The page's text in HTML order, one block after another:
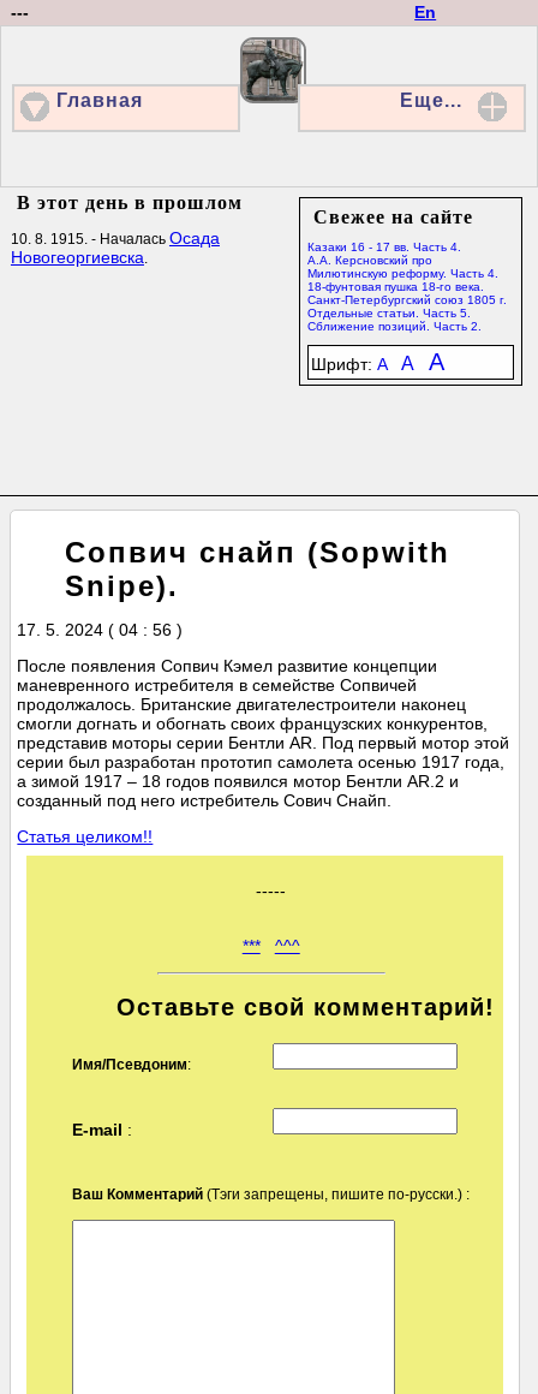
En
---
Главная Еще...
Свежее на сайте
Казаки 16 - 17 вв. Часть 4.
А.А. Керсновский про
Милютинскую реформу. Часть 4.
18-фунтовая пушка 18-го века.
Санкт-Петербургский союз 1805 г.
Отдельные статьи. Часть 5.
Сближение позиций. Часть 2.
Шрифт: A A A
В этот день в прошлом
10. 8. 1915. - Началась Осада
Новогеоргиевска.
Сопвич снайп (Sopwith
Snipe).
17. 5. 2024 ( 04 : 56 )
После появления Сопвич Кэмел развитие концепции
маневренного истребителя в семействе Сопвичей
продолжалось. Британские двигателестроители наконец
смогли догнать и обогнать своих французских конкурентов,
представив моторы серии Бентли AR. Под первый мотор этой
серии был разработан прототип самолета осенью 1917 года,
а зимой 1917 – 18 годов появился мотор Бентли AR.2 и
созданный под него истребитель Сович Снайп.
Статья целиком!!
-----
*** ^^^
Оставьте свой комментарий!
Имя/Псевдоним:
E-mail :
Ваш Комментарий (Тэги запрещены, пишите по-русски.) :